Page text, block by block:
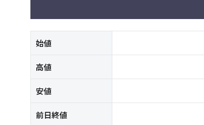
始値
高値
安値
前日終値